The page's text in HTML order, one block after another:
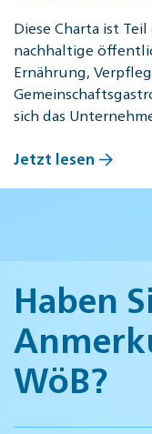
Diese Charta ist
nachhaltige
Ernährung,
sich das
Jetzt lesen
Haben
WöB?